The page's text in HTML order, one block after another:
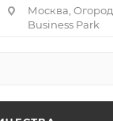
Москва,
Business Park